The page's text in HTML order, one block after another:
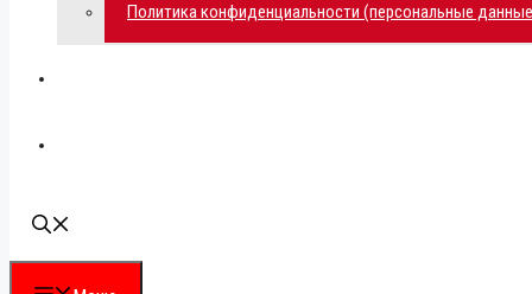
Политика конфиденциальности (персональные